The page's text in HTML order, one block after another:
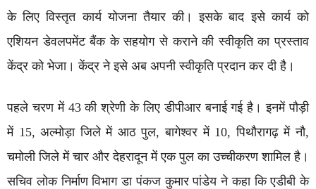
के लिए विस्तृत कार्य योजना तैयार की। इसके बाद इसे कार्य को
एशियन डेवलपमेंट बैंक के सहयोग से कराने की स्वीकृति का प्रस्ताव
केंद्र को भेजा। केंद्र ने इसे अब अपनी स्वीकृति प्रदान कर दी है।
पहले चरण में 43 की श्रेणी के लिए डीपीआर बनाई गई है। इनमें पौड़ी
में 15, अल्मोड़ा जिले में आठ पुल, बागेश्वर में 10, पिथौरागढ़ में नौ,
चमोली जिले में चार और देहरादून में एक पुल का उच्चीकरण शामिल है।
सचिव लोक निर्माण विभाग डा पंकज कुमार पांडेय ने कहा कि एडीबी के